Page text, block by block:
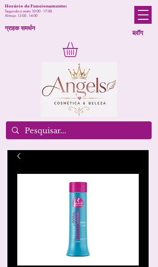
ब्लॉग
Horário de Funcionamento:
Segunda a sexta 10:00 - 17:00
Almoço 13:00 - 14:00
ग्राहक समर्थन